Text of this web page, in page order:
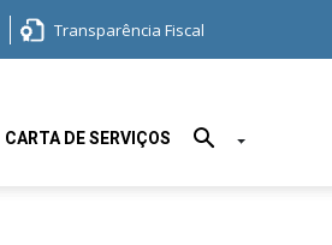
Transparência Fiscal
CARTA DE SERVIÇOS